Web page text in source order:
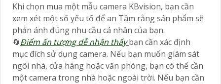
Khi chọn mua một mẫu camera KBvision, bạn cần
xem xét một số yếu tố để an Tâm rằng sản phẩm sẽ
phản ánh đúng nhu cầu cá nhân của bạn.
🔄Điểm ấn tượng dễ nhận thấybạn cần xác định
mục đích sử dụng camera. Nếu bạn muốn giám sát
ngôi nhà, cửa hàng hoặc văn phòng, bạn có thể cần
một camera trong nhà hoặc ngoài trời. Nếu bạn cần